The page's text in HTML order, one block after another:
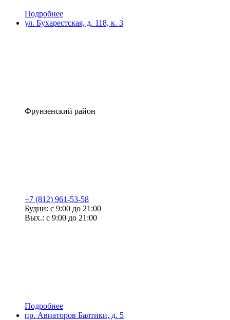
Подробнее
ул. Бухарестская, д. 118, к. 3
Фрунзенский район
+7 (812) 961-53-58
Будни: с 9:00 до 21:00
Вых.: с 9:00 до 21:00
Подробнее
пр. Авиаторов Балтики, д. 5